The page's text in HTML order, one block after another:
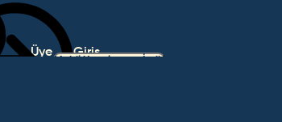
Üye
Giriş
Mobil Uygulamayı İndir